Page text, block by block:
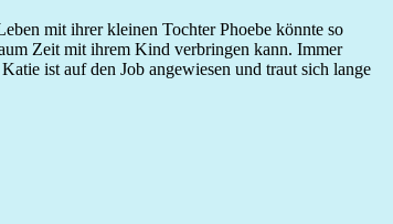
mit ihrer kleinen Tochter Phoebe könnte so
Zeit mit ihrem Kind verbringen kann. Immer
ist auf den Job angewiesen und traut sich lange